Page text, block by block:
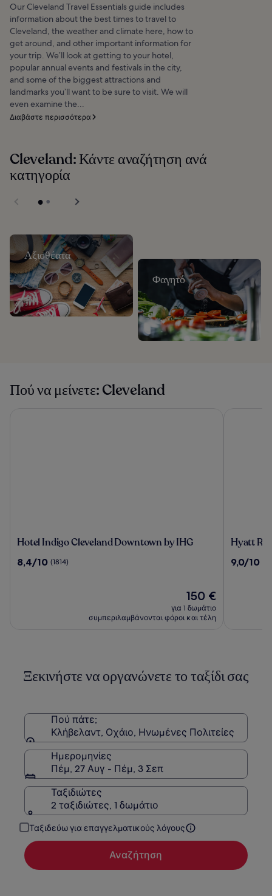
Our Cleveland Travel Essentials guide includes
information about the best times to travel to
Cleveland, the weather and climate here, how to
get around, and other important information for
your trip. We’ll look at getting to your hotel,
popular annual events and festivals in the city,
and some of the biggest attractions and
landmarks you’ll want to be sure to visit. We will
even examine the...
Διαβάστε περισσότερα
Cleveland: Κάντε αναζήτηση ανά
κατηγορία
Αξιοθέατα
Φαγητό
Πού να μείνετε: Cleveland
Hotel
Cleveland
Hotel Indigo Cleveland Downtown by IHG
8.4
8,4/10 (1814)
Η
τιμή
είναι
150 €
για 1 δωμάτιο
συμπεριλαμβάνονται φόροι και τέλη
Hyatt
Cleveland
Hyatt
9.0
9,0/10
Ξεκινήστε να οργανώνετε το ταξίδι σας
Πού πάτε;
Κλήβελαντ, Οχάιο, Ηνωμένες Πολιτείες
Ημερομηνίες
Πέμ, 27 Αυγ - Πέμ, 3 Σεπ
Ταξιδιώτες
2 ταξιδιώτες, 1 δωμάτιο
Ταξιδεύω για επαγγελματικούς λόγους
Αναζήτηση